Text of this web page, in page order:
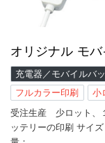
オリジナル モ
充電器／モバイルバ
フルカラー印刷
小
受注生産 少ロット、
ッテリーの印刷 サイ